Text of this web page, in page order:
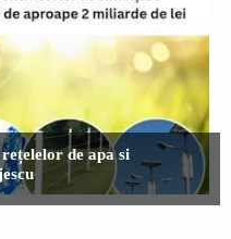
de apa si